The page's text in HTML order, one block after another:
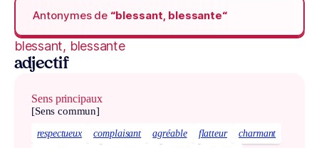
Antonymes de “blessant, blessante“
blessant, blessante
adjectif
Sens principaux
[Sens commun]
respectueux complaisant agréable flatteur
charmant